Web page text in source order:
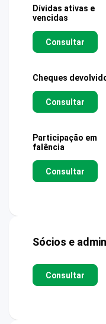
Dívidas ativas e
vencidas
Consultar
Cheques
Consultar
Participação em
falência
Consultar
Sócios e
Consultar